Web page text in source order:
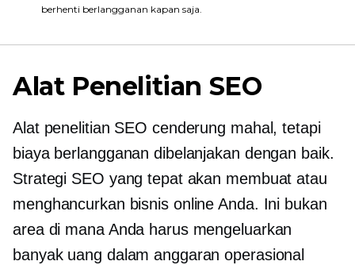
berhenti berlangganan kapan saja.
Alat Penelitian SEO
Alat penelitian SEO cenderung mahal, tetapi
biaya berlangganan dibelanjakan dengan baik.
Strategi SEO yang tepat akan membuat atau
menghancurkan bisnis online Anda. Ini bukan
area di mana Anda harus mengeluarkan
banyak uang dalam anggaran operasional